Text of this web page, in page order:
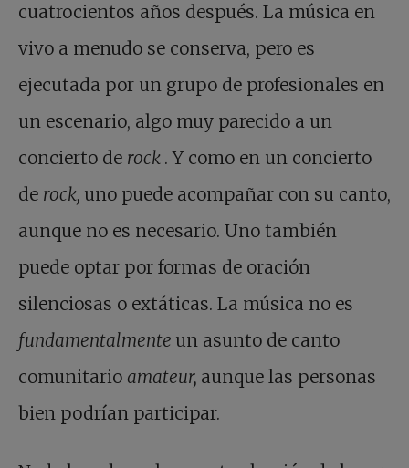
cuatrocientos años después. La música en
vivo a menudo se conserva, pero es
ejecutada por un grupo de profesionales en
un escenario, algo muy parecido a un
concierto de rock . Y como en un concierto
de rock, uno puede acompañar con su canto,
aunque no es necesario. Uno también
puede optar por formas de oración
silenciosas o extáticas. La música no es
fundamentalmente un asunto de canto
comunitario amateur, aunque las personas
bien podrían participar.